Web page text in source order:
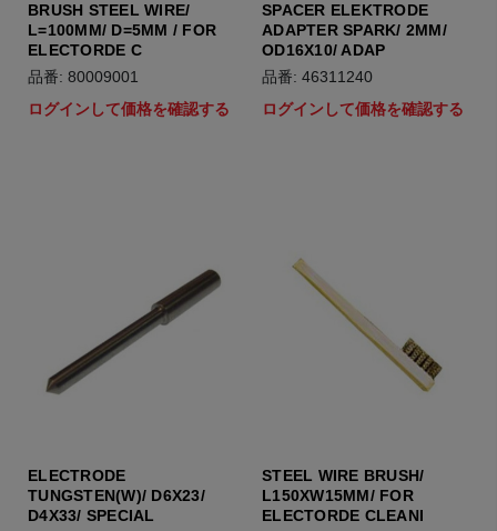
BRUSH STEEL WIRE/
L=100MM/ D=5MM / FOR
ELECTORDE C
品番: 80009001
ログインして価格を確認する
SPACER ELEKTRODE
ADAPTER SPARK/ 2MM/
OD16X10/ ADAP
品番: 46311240
ログインして価格を確認する
ELECTRODE
TUNGSTEN(W)/ D6X23/
D4X33/ SPECIAL
STEEL WIRE BRUSH/
L150XW15MM/ FOR
ELECTORDE CLEANI